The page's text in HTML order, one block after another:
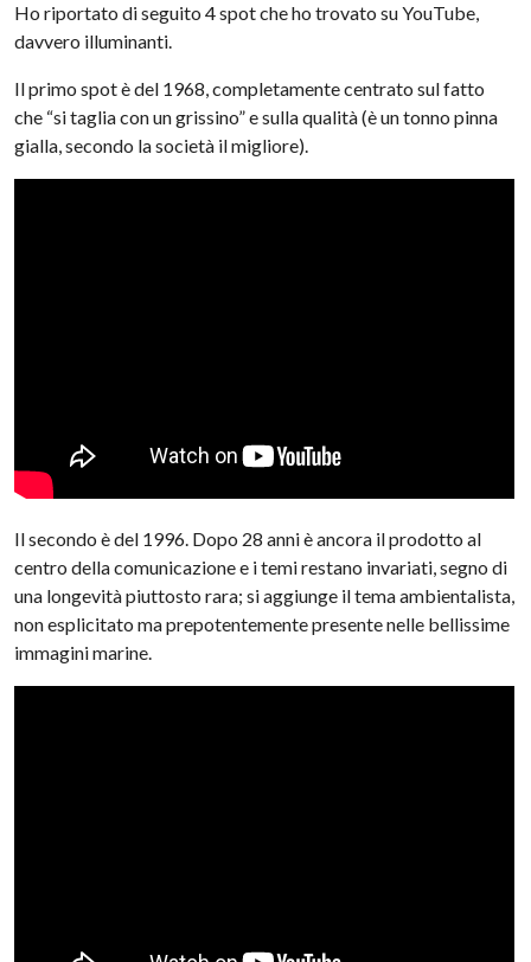
Ho riportato di seguito 4 spot che ho trovato su YouTube,
davvero illuminanti.
Il primo spot è del 1968, completamente centrato sul fatto
che “si taglia con un grissino” e sulla qualità (è un tonno pinna
gialla, secondo la società il migliore).
Il secondo è del 1996. Dopo 28 anni è ancora il prodotto al
centro della comunicazione e i temi restano invariati, segno di
una longevità piuttosto rara; si aggiunge il tema ambientalista,
non esplicitato ma prepotentemente presente nelle bellissime
immagini marine.